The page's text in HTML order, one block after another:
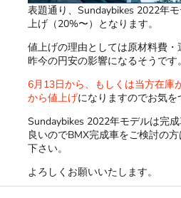
表題通り、Sundaybikes 2022年
上げ（20%〜）となります。
値上げの理由としては原材料費・
昨今の円安の影響になるそうです。
6月13日から、もしくは当方在庫
から値上げになりますのでお気を
Sundaybikes 2022年モデルは完
良いのでBMX完成車をご検討の
下さい。
よろしくお願いいたします。